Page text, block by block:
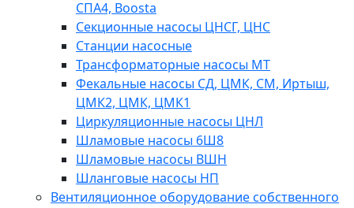
СПА4, Boosta
Секционные насосы ЦНСГ, ЦНС
Станции насосные
Трансформаторные насосы МТ
Фекальные насосы СД, ЦМК, СМ, Иртыш,
ЦМК2, ЦМК, ЦМК1
Циркуляционные насосы ЦНЛ
Шламовые насосы 6Ш8
Шламовые насосы ВШН
Шланговые насосы НП
Вентиляционное оборудование собственного